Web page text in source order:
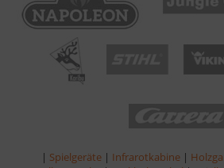
| Spielgeräte | Infrarotkabine |